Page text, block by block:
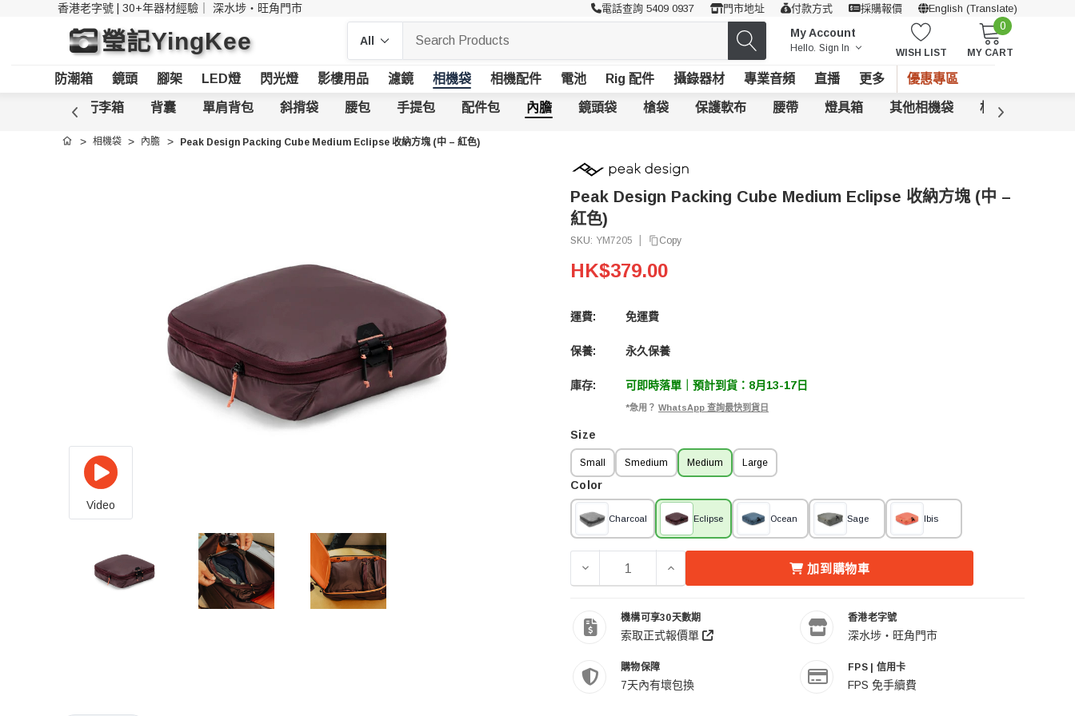
香港老字號 | 30+年器材經驗｜ 深水埗・旺角門市 電話查詢 5409 0937 門市地址 付款方式 採購報價 English (Translate)
瑩記YingKee My Account
Hello. Sign In WISH LIST
0
MY CART
防潮箱 鏡頭 腳架 LED燈 閃光燈 影樓用品 濾鏡 相機袋 相機配件 電池 Rig 配件 攝錄器材 專業音頻 直播 更多 優惠專區
行李箱 背囊 單肩背包 斜揹袋 腰包 手提包 配件包 內膽 鏡頭袋 槍袋 保護軟布 腰帶 燈具箱 其他相機袋 相機袋配件
首頁 相機袋 內膽 Peak Design Packing Cube Medium Eclipse 收納方塊 (中 – 紅色)
Video
Peak Design Packing Cube Medium Eclipse 收納方塊 (中 –
紅色)
SKU: YM7205 Copy
HK$379.00
運費: 免運費
保養: 永久保養
庫存: 可即時落單｜預計到貨：8月13-17日
*急用？ WhatsApp 查詢最快到貨日
Size
Small Smedium Medium Large
Color
Charcoal Eclipse Ocean Sage Ibis
減少 PEAK DESIGN PACKING CUBE MEDIUM ECLIPSE 收納方塊 (中 – 紅色) 的數
增加 PEAK DESIGN PACKING CUBE MEDIUM ECLIPSE 收納方塊 (
加到購物車
機構可享30天數期
索取正式報價單
香港老字號
深水埗・旺角門市
購物保障
7天內有壞包換
FPS | 信用卡
FPS 免手續費